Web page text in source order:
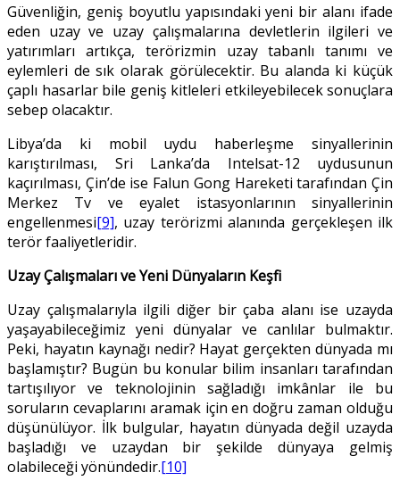
Güvenliğin, geniş boyutlu yapısındaki yeni bir alanı ifade
eden uzay ve uzay çalışmalarına devletlerin ilgileri ve
yatırımları artıkça, terörizmin uzay tabanlı tanımı ve
eylemleri de sık olarak görülecektir. Bu alanda ki küçük
çaplı hasarlar bile geniş kitleleri etkileyebilecek sonuçlara
sebep olacaktır.
Libya’da ki mobil uydu haberleşme sinyallerinin
karıştırılması, Sri Lanka’da Intelsat-12 uydusunun
kaçırılması, Çin’de ise Falun Gong Hareketi tarafından Çin
Merkez Tv ve eyalet istasyonlarının sinyallerinin
engellenmesi[9], uzay terörizmi alanında gerçekleşen ilk
terör faaliyetleridir.
Uzay Çalışmaları ve Yeni Dünyaların Keşfi
Uzay çalışmalarıyla ilgili diğer bir çaba alanı ise uzayda
yaşayabileceğimiz yeni dünyalar ve canlılar bulmaktır.
Peki, hayatın kaynağı nedir? Hayat gerçekten dünyada mı
başlamıştır? Bugün bu konular bilim insanları tarafından
tartışılıyor ve teknolojinin sağladığı imkânlar ile bu
soruların cevaplarını aramak için en doğru zaman olduğu
düşünülüyor. İlk bulgular, hayatın dünyada değil uzayda
başladığı ve uzaydan bir şekilde dünyaya gelmiş
olabileceği yönündedir.[10]